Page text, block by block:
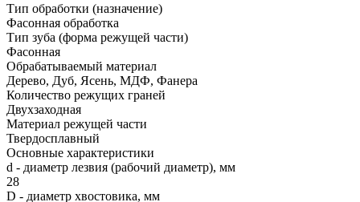
Тип обработки (назначение)
Фасонная обработка
Тип зуба (форма режущей части)
Фасонная
Обрабатываемый материал
Дерево, Дуб, Ясень, МДФ, Фанера
Количество режущих граней
Двухзаходная
Материал режущей части
Твердосплавный
Основные характеристики
d - диаметр лезвия (рабочий диаметр), мм
28
D - диаметр хвостовика, мм